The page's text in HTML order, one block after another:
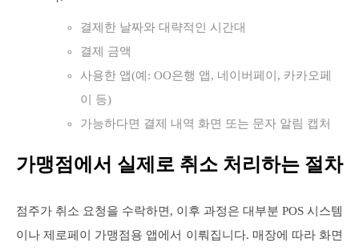
결제한 날짜와 대략적인 시간대
결제 금액
사용한 앱(예: OO은행 앱, 네이버페이, 카카오페
이 등)
가능하다면 결제 내역 화면 또는 문자 알림 캡처
가맹점에서 실제로 취소 처리하는 절차
점주가 취소 요청을 수락하면, 이후 과정은 대부분 POS 시스템
이나 제로페이 가맹점용 앱에서 이뤄집니다. 매장에 따라 화면